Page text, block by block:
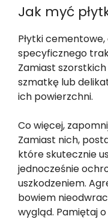
Jak myć
Płytki
specyficznego
Zamiast
szmatkę lub
ich powierzchni.
Co więcej,
Zamiast nich,
które skutecznie
jednocześnie
uszkodzeniem.
bowiem
wygląd. Pamiętaj